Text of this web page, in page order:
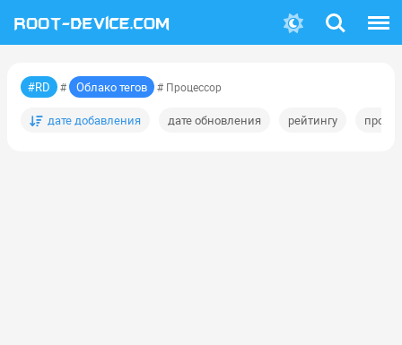
Поиск
#RD # Облако тегов # Процессор
дате добавления дате обновления рейтингу